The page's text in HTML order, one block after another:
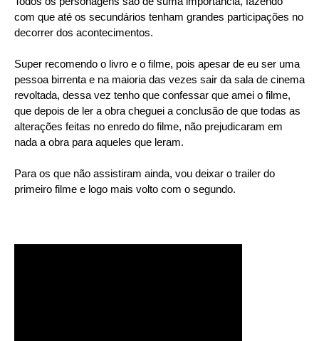
com que até os secundários tenham grandes participações no
decorrer dos acontecimentos.
Super recomendo o livro e o filme, pois apesar de eu ser uma
pessoa birrenta e na maioria das vezes sair da sala de cinema
revoltada, dessa vez tenho que confessar que amei o filme,
que depois de ler a obra cheguei a conclusão de que todas as
alterações feitas no enredo do filme, não prejudicaram em
nada a obra para aqueles que leram.
Para os que não assistiram ainda, vou deixar o trailer do
primeiro filme e logo mais volto com o segundo.